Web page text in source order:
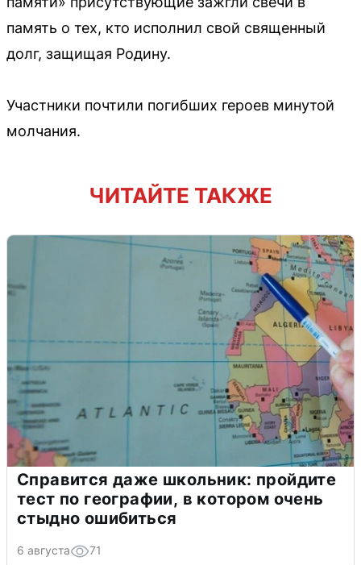
память о тех, кто исполнил свой священный
долг, защищая Родину.
Участники почтили погибших героев минутой
молчания.
ЧИТАЙТЕ ТАКЖЕ
Справится даже школьник: пройдите
тест по географии, в котором очень
стыдно ошибиться
6 августа 71